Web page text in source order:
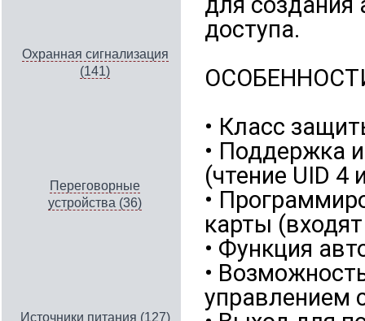
Охранная сигнализация
(141)
Переговорные
устройства (36)
Источники питания (127)
доступа.
• Класс
• Поддержка
(чтение UID 4
•
карты
• Функция
•
управлением